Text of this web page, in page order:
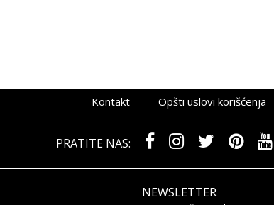
Kontakt Opšti uslovi korišćenja
PRATITE NAS:
NEWSLETTER